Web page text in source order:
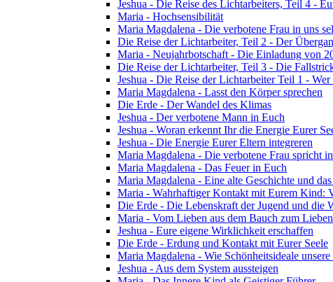
Jeshua - Die Reise des Lichtarbeiters, Teil 4 -
Maria - Hochsensibilität
Maria Magdalena - Die verbotene Frau in uns
Die Reise der Lichtarbeiter, Teil 2 - Der
Maria - Neujahrbotschaft - Die Einladung von
Die Reise der Lichtarbeiter, Teil 3 - Die
Jeshua - Die Reise der Lichtarbeiter Teil 1 -
Maria Magdalena - Lasst den Körper sprechen
Die Erde - Der Wandel des Klimas
Jeshua - Der verbotene Mann in Euch
Jeshua - Woran erkennt Ihr die Energie Eurer
Jeshua - Die Energie Eurer Eltern integreren
Maria Magdalena - Die verbotene Frau spricht
Maria Magdalena - Das Feuer in Euch
Maria Magdalena - Eine alte Geschichte und
Maria - Wahrhaftiger Kontakt mit Eurem Kind:
Die Erde - Die Lebenskraft der Jugend und die
Maria - Vom Lieben aus dem Bauch zum
Jeshua - Eure eigene Wirklichkeit erschaffen
Die Erde - Erdung und Kontakt mit Eurer Seele
Maria Magdalena - Wie Schönheitsideale
Jeshua - Aus dem System aussteigen